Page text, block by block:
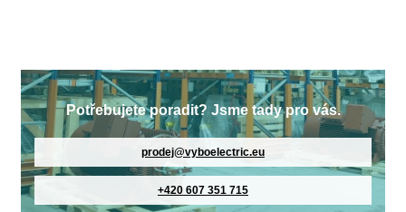
Potřebujete poradit? Jsme tady pro vás.
prodej@vyboelectric.eu
+420 607 351 715